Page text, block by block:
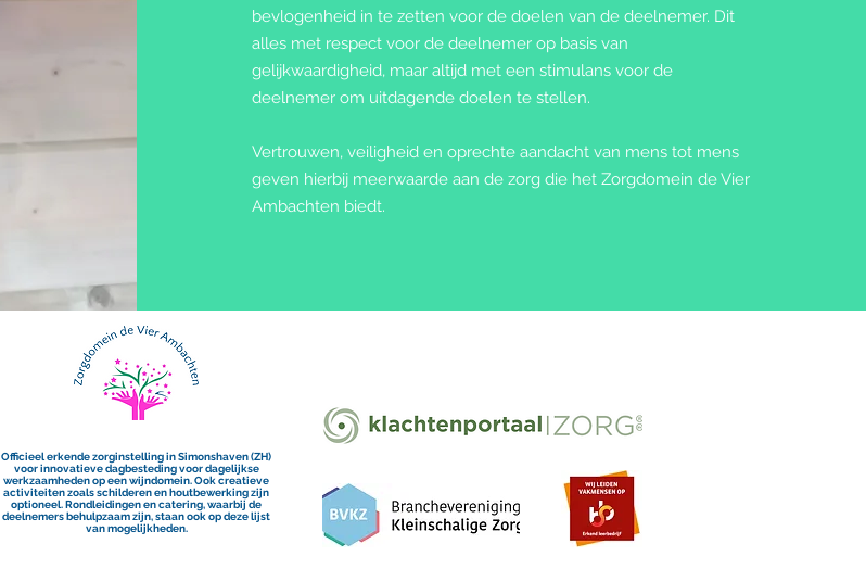
bevlogenheid in te zetten voor de doelen van de deelnemer. Dit
alles met respect voor de deelnemer op basis van
gelijkwaardigheid, maar altijd met een stimulans voor de
deelnemer om uitdagende doelen te stellen.
Vertrouwen, veiligheid en oprechte aandacht van mens tot mens
geven hierbij meerwaarde aan de zorg die het Zorgdomein de Vier
Ambachten biedt.
Officieel erkende zorginstelling in Simonshaven (ZH)
voor innovatieve dagbesteding voor dagelijkse
werkzaamheden op een wijndomein. Ook creatieve
activiteiten zoals schilderen en houtbewerking zijn
optioneel. Rondleidingen en catering, waarbij de
deelnemers behulpzaam zijn, staan ook op deze lijst
van mogelijkheden.